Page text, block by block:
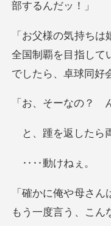
全国制覇を目指して
？
ら
‥動
もう一度言う、こん